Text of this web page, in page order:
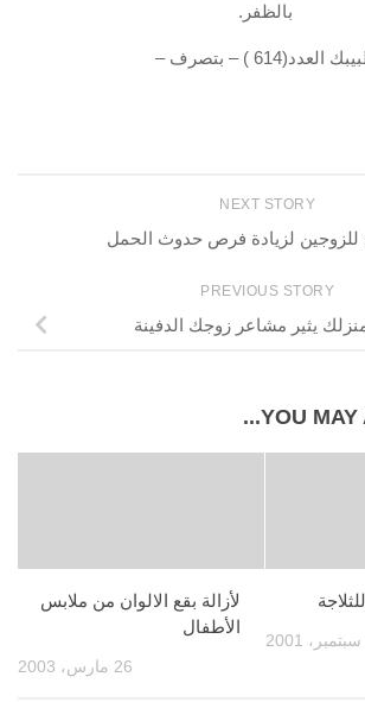
بالظفر.
العدد(614 ) – بتصرف –
NEXT STORY
للزوجين لزيادة فرص حدوث الحمل
PREVIOUS STORY
يثير مشاعر زوجك الدفينة
YOU MAY
لأزالة بقع الالوان من ملابس
الأطفال
26 مارس، 2003